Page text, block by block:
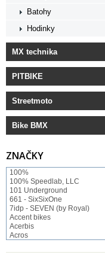
Batohy
Hodinky
MX technika
PITBIKE
Streetmoto
Bike BMX
ZNAČKY
100%
100% Speedlab, LLC
101 Underground
661 - SixSixOne
7idp - SEVEN (by Royal)
Accent bikes
Acerbis
Acros
Afton Shoes